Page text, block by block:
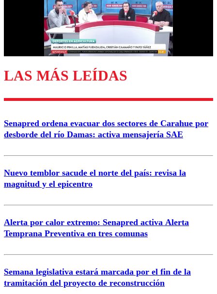
Enviar comentario
LAS MÁS LEÍDAS
Senapred ordena evacuar dos sectores de Carahue por
desborde del río Damas: activa mensajería SAE
Nuevo temblor sacude el norte del país: revisa la
magnitud y el epicentro
Alerta por calor extremo: Senapred activa Alerta
Temprana Preventiva en tres comunas
Semana legislativa estará marcada por el fin de la
tramitación del proyecto de reconstrucción